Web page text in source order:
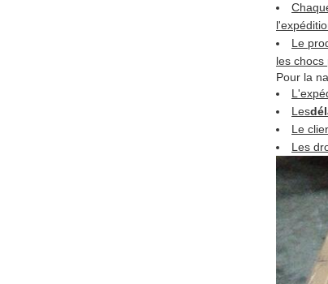
Le
les chocs
Pour la
Les
Le
Les